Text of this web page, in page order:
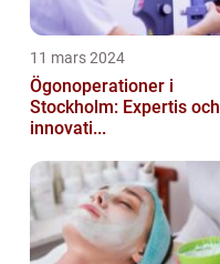
11 mars 2024
Ögonoperationer i
Stockholm: Expertis och
innovati...